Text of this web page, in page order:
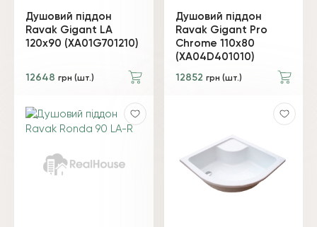
Душовий піддон
Ravak Gigant LA
120х90 (XA01G701210)
12648 грн (шт.)
Душовий піддон
Ravak Gigant Pro
Chrome 110х80
(XA04D401010)
12852 грн (шт.)